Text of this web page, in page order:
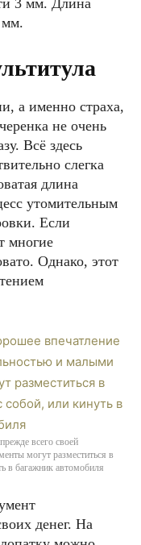
3 мм. Длина
мм.
а именно страха,
не очень
Всё здесь
слегка
длина
утомительным
Если
многие
Однако, этот
всего своей
могут разместиться в
в багажник автомобиля
денег. На